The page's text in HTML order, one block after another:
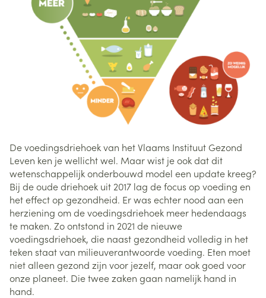
De voedingsdriehoek van het Vlaams Instituut Gezond
Leven ken je wellicht wel. Maar wist je ook dat dit
wetenschappelijk onderbouwd model een update kreeg?
Bij de oude driehoek uit 2017 lag de focus op voeding en
het effect op gezondheid. Er was echter nood aan een
herziening om de voedingsdriehoek meer hedendaags
te maken. Zo ontstond in 2021 de nieuwe
voedingsdriehoek, die naast gezondheid volledig in het
teken staat van milieuverantwoorde voeding. Eten moet
niet alleen gezond zijn voor jezelf, maar ook goed voor
onze planeet. Die twee zaken gaan namelijk hand in
hand.